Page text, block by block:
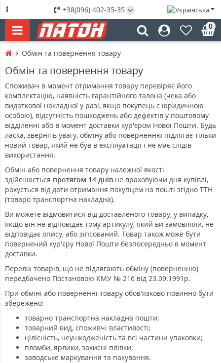
+38(096) 402-35-35
0
Обмін та повернення товару
Обмін та повернення товару
Споживач в момент отримання товару перевіряє його
комплектацію, наявність гарантійного талона (чека або
видаткової накладної у разі, якщо покупець є юридичною
особою), відсутність пошкоджень або дефектів у поштовому
відділенні або в момент доставки кур'єром Нової Пошти. Будь
ласка, зверніть увагу, обміну або поверненню підлягає тільки
новий товар, який не був в експлуатації і не має слідів
використання.
Обмін або повернення товару належної якості
здійснюється протягом 14 днів не враховуючи дня купівлі,
рахується від дати отримання покупцем на пошті згідно ТТН
(товаро транспортна накладна).
Ви можете відмовитися від доставленого товару, у випадку,
якщо він не відповідає тому артикулу, який ви замовляли, не
відповідає опису, або зіпсований. Товар також може бути
повернений кур'єру Нової Пошти безпосередньо в момент
доставки.
Перелік товарів, що не підлягають обміну (поверненню)
передбачено Постановою КМУ № 216 від 23.09.1991р.
При обміні або поверненні товару обов'язково повинно бути
збережено:
товарно транспортна накладна пошти;
товарний вид, споживчі властивості;
цілісність, неушкодженість та всі частини упаковки;
пломби, ярлики, захисні плівки;
заводське маркування та пакування.